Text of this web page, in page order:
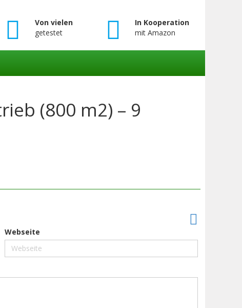
Von vielen
getestet
In Kooperation
mit Amazon
(800 m2) – 9
Webseite